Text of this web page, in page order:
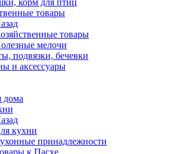
корм для птиц
товары
товары
мелочи
подвязки, бечевки
и аксессуары
дома
кухни
принадлежности
к Пасхе